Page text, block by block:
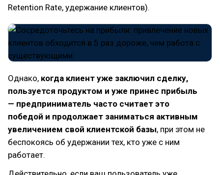
Retention Rate, удержание клиентов).
Однако, когда клиент уже заключил сделку,
пользуется продуктом и уже принес прибыль
— предприниматель часто считает это
победой и продолжает заниматься активным
увеличением свой клиентской базы, при этом не
беспокоясь об удержании тех, кто уже с ним
работает.